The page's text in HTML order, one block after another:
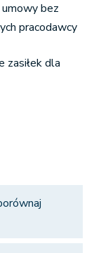
bez
pracodawcy
zasiłek dla